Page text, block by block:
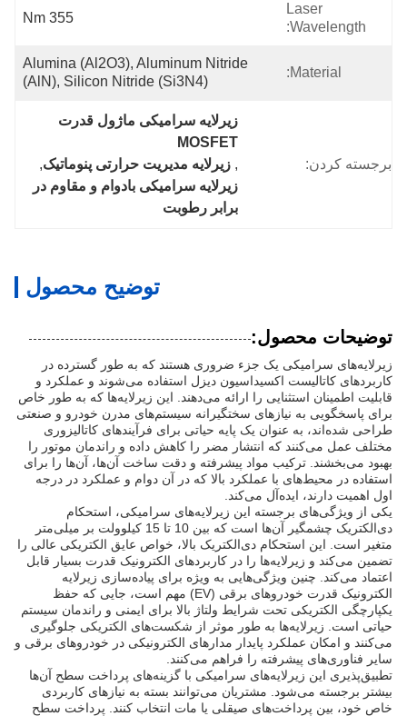
Laser
Wavelength:
355 Nm
Material:
Alumina (Al2O3), Aluminum Nitride
(AlN), Silicon Nitride (Si3N4)
برجسته کردن:
زیرلایه سرامیکی ماژول قدرت
MOSFET
, زیرلایه مدیریت حرارتی پنوماتیک,
زیرلایه سرامیکی بادوام و مقاوم در
برابر رطوبت
توضیح محصول
توضیحات محصول:
زیرلایه‌های سرامیکی یک جزء ضروری هستند که به طور گسترده در
کاربردهای کاتالیست اکسیداسیون دیزل استفاده می‌شوند و عملکرد و
قابلیت اطمینان استثنایی را ارائه می‌دهند. این زیرلایه‌ها که به طور خاص
برای پاسخگویی به نیازهای سختگیرانه سیستم‌های مدرن خودرو و صنعتی
طراحی شده‌اند، به عنوان یک پایه حیاتی برای فرآیندهای کاتالیزوری
مختلف عمل می‌کنند که انتشار مضر را کاهش داده و راندمان موتور را
بهبود می‌بخشند. ترکیب مواد پیشرفته و دقت ساخت آن‌ها، آن‌ها را برای
استفاده در محیط‌های با عملکرد بالا که در آن دوام و عملکرد در درجه
اول اهمیت دارند، ایده‌آل می‌کند.
یکی از ویژگی‌های برجسته این زیرلایه‌های سرامیکی، استحکام
دی‌الکتریک چشمگیر آن‌ها است که بین 10 تا 15 کیلوولت بر میلی‌متر
متغیر است. این استحکام دی‌الکتریک بالا، خواص عایق الکتریکی عالی را
تضمین می‌کند و زیرلایه‌ها را در کاربردهای الکترونیک قدرت بسیار قابل
اعتماد می‌کند. چنین ویژگی‌هایی به ویژه برای پیاده‌سازی زیرلایه
الکترونیک قدرت خودروهای برقی (EV) مهم است، جایی که حفظ
یکپارچگی الکتریکی تحت شرایط ولتاژ بالا برای ایمنی و راندمان سیستم
حیاتی است. زیرلایه‌ها به طور موثر از شکست‌های الکتریکی جلوگیری
می‌کنند و امکان عملکرد پایدار مدارهای الکترونیکی در خودروهای برقی و
سایر فناوری‌های پیشرفته را فراهم می‌کنند.
تطبیق‌پذیری این زیرلایه‌های سرامیکی با گزینه‌های پرداخت سطح آن‌ها
بیشتر برجسته می‌شود. مشتریان می‌توانند بسته به نیازهای کاربردی
خاص خود، بین پرداخت‌های صیقلی یا مات انتخاب کنند. پرداخت سطح